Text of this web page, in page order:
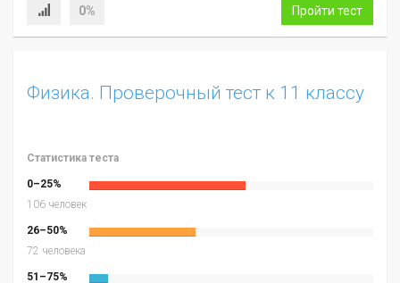
0% Пройти тест
Физика. Проверочный тест к 11 классу
Статистика теста
0–25%
106 человек
26–50%
72 человека
51–75%